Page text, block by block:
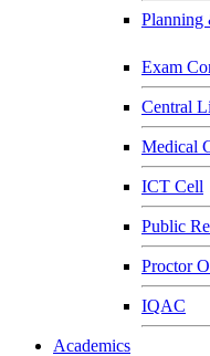
Planning
Exam
Central
Medical
ICT Cell
Public
Proctor
IQAC
Academics